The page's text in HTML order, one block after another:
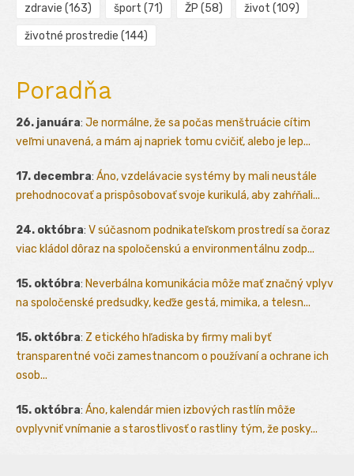
zdravie (163) šport (71) ŽP (58) život (109)
životné prostredie (144)
Poradňa
26. januára: Je normálne, že sa počas menštruácie cítim
veľmi unavená, a mám aj napriek tomu cvičiť, alebo je lep...
17. decembra: Áno, vzdelávacie systémy by mali neustále
prehodnocovať a prispôsobovať svoje kurikulá, aby zahŕňali...
24. októbra: V súčasnom podnikateľskom prostredí sa čoraz
viac kládol dôraz na spoločenskú a environmentálnu zodp...
15. októbra: Neverbálna komunikácia môže mať značný vplyv
na spoločenské predsudky, keďže gestá, mimika, a telesn...
15. októbra: Z etického hľadiska by firmy mali byť
transparentné voči zamestnancom o používaní a ochrane ich
osob...
15. októbra: Áno, kalendár mien izbových rastlín môže
ovplyvniť vnímanie a starostlivosť o rastliny tým, že posky...